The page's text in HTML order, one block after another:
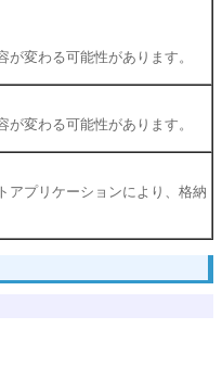
変わる可能性があります。
変わる可能性があります。
アプリケーションにより、格納